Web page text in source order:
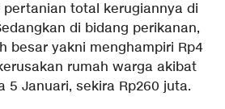
total kerugiannya di
di bidang perikanan,
besar yakni menghampiri Rp4
rumah warga akibat
5 Januari, sekira Rp260 juta.